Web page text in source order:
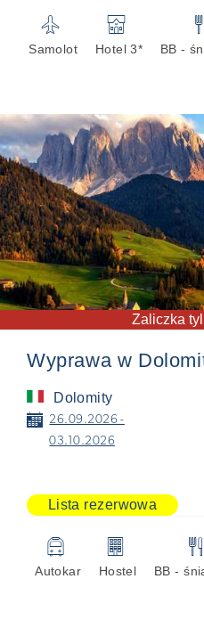
✈
Samolot
🏨
Hotel 3* BB -
Zaliczka
Wyprawa w
Dolomity
📅 26.09.2026 -
03.10.2026
Lista rezerwowa
🚍
Autokar
🏢
Hostel
🍴
BB -